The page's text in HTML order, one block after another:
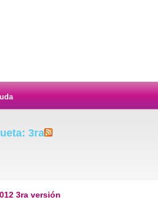
3ra
3ra versión